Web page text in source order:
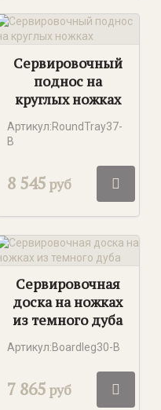
Сервировочный
поднос на
круглых ножках
Артикул:RoundTray37-
B
8 545 руб
Сервировочная
доска на ножках
из темного дуба
Артикул:Boardleg30-B
7 865 руб